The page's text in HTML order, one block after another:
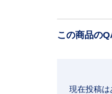
この商品の
現在投稿は